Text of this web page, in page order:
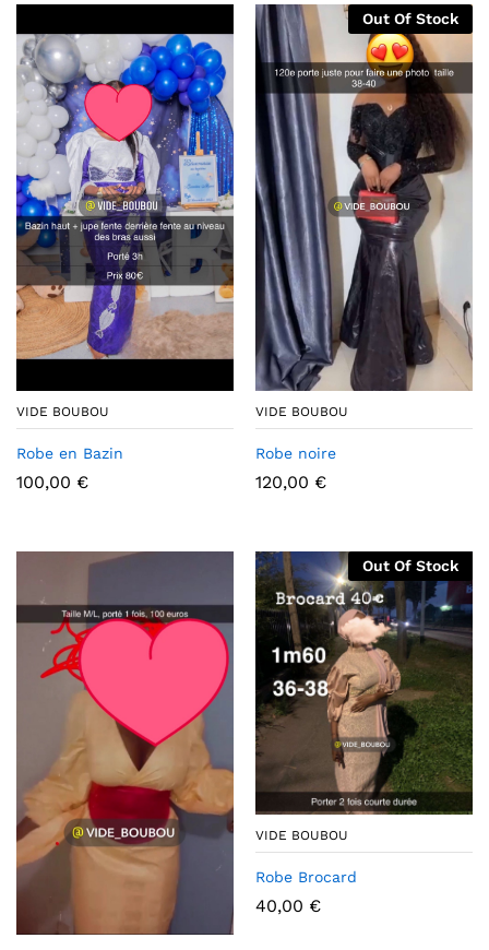
VIDE BOUBOU
Robe en Bazin
100,00 €
Out Of Stock
VIDE BOUBOU
Robe noire
120,00 €
Out Of Stock
VIDE BOUBOU
Robe Brocard
40,00 €